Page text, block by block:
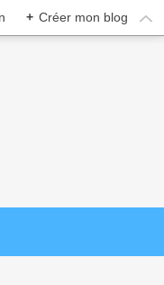
+ Créer mon blog